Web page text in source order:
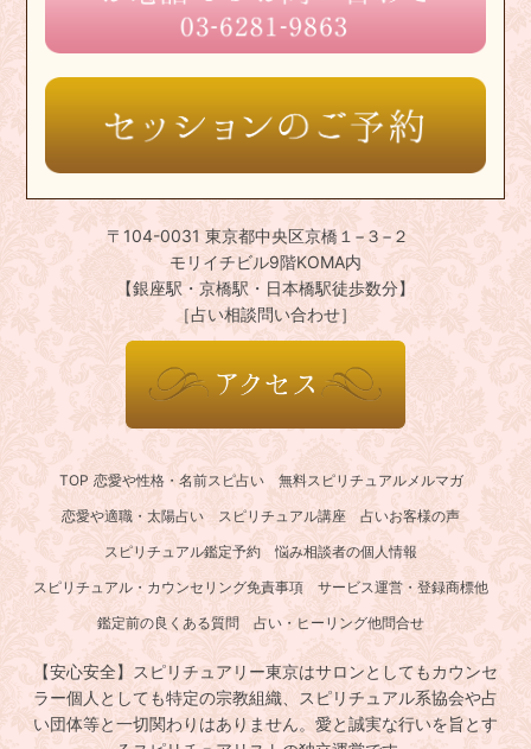
〒104-0031 東京都中央区京橋１−３−２
モリイチビル9階KOMA内
【銀座駅・京橋駅・日本橋駅徒歩数分】
［占い相談問い合わせ］
TOP 恋愛や性格・名前スピ占い
無料スピリチュアルメルマガ
恋愛や適職・太陽占い
スピリチュアル講座
占いお客様の声
スピリチュアル鑑定予約
悩み相談者の個人情報
スピリチュアル・カウンセリング免責事項
サービス運営・登録商標他
鑑定前の良くある質問
占い・ヒーリング他問合せ
【安心安全】スピリチュアリー東京はサロンとしてもカウンセ
ラー個人としても特定の宗教組織、スピリチュアル系協会や占
い団体等と一切関わりはありません。愛と誠実な行いを旨とす